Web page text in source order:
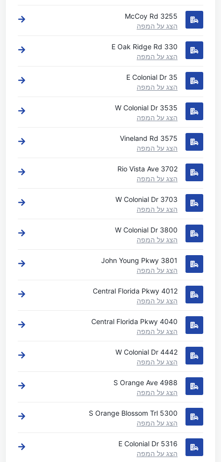
3255 McCoy Rd
הצג על המפה
330 E Oak Ridge Rd
הצג על המפה
35 E Colonial Dr
הצג על המפה
3535 W Colonial Dr
הצג על המפה
3575 Vineland Rd
הצג על המפה
3702 Rio Vista Ave
הצג על המפה
3703 W Colonial Dr
הצג על המפה
3800 W Colonial Dr
הצג על המפה
3801 John Young Pkwy
הצג על המפה
4012 Central Florida Pkwy
הצג על המפה
4040 Central Florida Pkwy
הצג על המפה
4442 W Colonial Dr
הצג על המפה
4988 S Orange Ave
הצג על המפה
5300 S Orange Blossom Trl
הצג על המפה
5316 E Colonial Dr
הצג על המפה